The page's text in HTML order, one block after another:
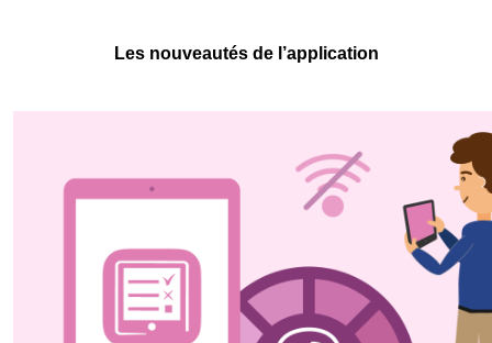
Les nouveautés de l’application